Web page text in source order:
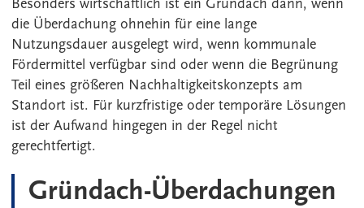
die Überdachung ohnehin für eine lange
Nutzungsdauer ausgelegt wird, wenn kommunale
Fördermittel verfügbar sind oder wenn die Begrünung
Teil eines größeren Nachhaltigkeitskonzepts am
Standort ist. Für kurzfristige oder temporäre Lösungen
ist der Aufwand hingegen in der Regel nicht
gerechtfertigt.
Gründach-Überdachungen